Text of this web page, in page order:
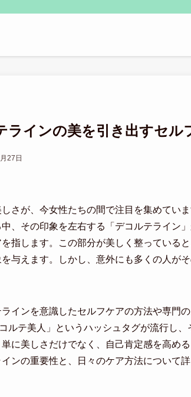
ラインの美を引き出すセル
27日
さが、今女性たちの間で注目を集めてい
、その印象を左右する「デコルテライン
指します。この部分が美しく整っている
与えます。しかし、意外にも多くの人が
インを意識したセルフケアの方法や専門
ルテ美人」というハッシュタグが流行し
に美しさだけでなく、自己肯定感を高め
ンの重要性と、日々のケア方法について詳